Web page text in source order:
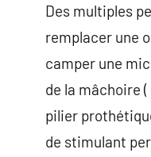
Des multiples
remplacer une
camper une
de la mâchoire
pilier
de stimulant